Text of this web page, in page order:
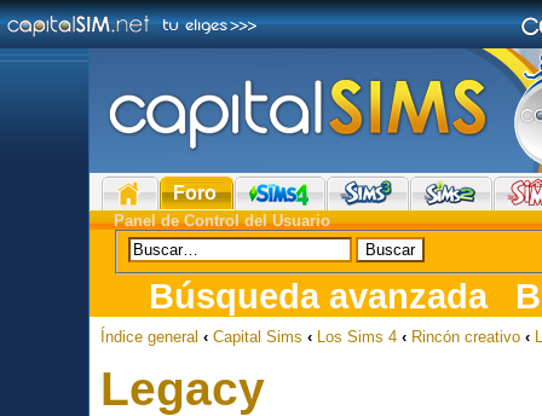
Foro
Panel de Control del Usuario
Búsqueda avanzada
Índice general ‹ Capital Sims ‹ Los Sims 4 ‹ Rincón creativo ‹
Legacy